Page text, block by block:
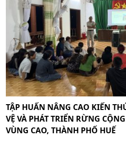
TẬP HUẤN NÂNG CAO KIẾN
VỆ VÀ PHÁT TRIỂN RỪNG
VÙNG CAO, THÀNH PHỐ HUẾ